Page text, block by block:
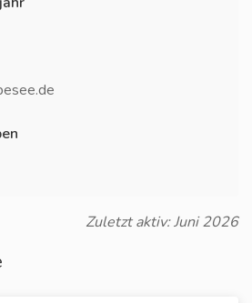
Zuletzt aktiv: Juni 2026